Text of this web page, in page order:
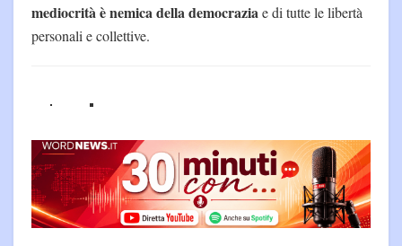
mediocrità è nemica della democraziae di tutte le libertà
personali e collettive.